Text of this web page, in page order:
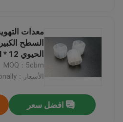
الصفحة الرئيسية
السطح
الحيوي 12 * 9MM تكنولوجيا IFAS
MOQ：5cbm
الأسعار：discuss personally
افضل سعر